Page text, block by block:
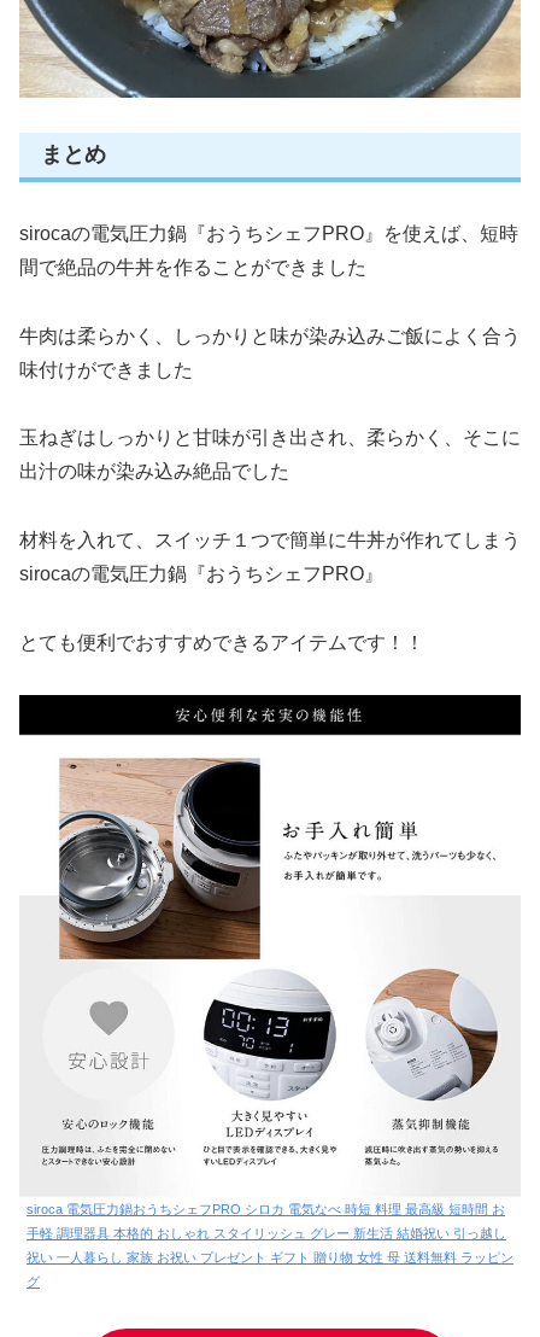
まとめ
sirocaの電気圧力鍋『おうちシェフPRO』を使えば、短時
間で絶品の牛丼を作ることができました
牛肉は柔らかく、しっかりと味が染み込みご飯によく合う
味付けができました
玉ねぎはしっかりと甘味が引き出され、柔らかく、そこに
出汁の味が染み込み絶品でした
材料を入れて、スイッチ１つで簡単に牛丼が作れてしまう
sirocaの電気圧力鍋『おうちシェフPRO』
とても便利でおすすめできるアイテムです！！
siroca 電気圧力鍋おうちシェフPRO シロカ 電気なべ 時短 料理 最高級 短時間 お
手軽 調理器具 本格的 おしゃれ スタイリッシュ グレー 新生活 結婚祝い 引っ越し
祝い 一人暮らし 家族 お祝い プレゼント ギフト 贈り物 女性 母 送料無料 ラッピン
グ